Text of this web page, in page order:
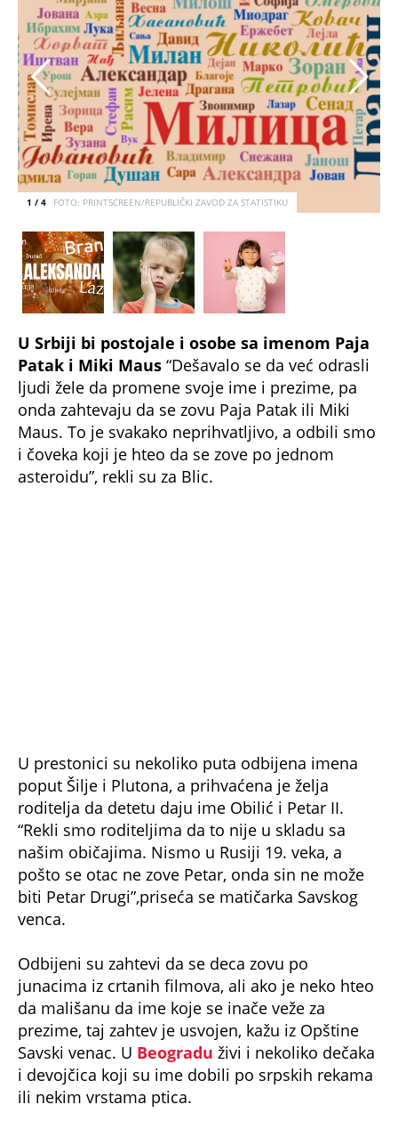
1 / 4 FOTO: PRINTSCREEN/REPUBLIČKI ZAVOD ZA STATISTIKU
Patak i Miki Maus“Dešavalo se da već odrasli
ljudi žele da promene svoje ime i prezime, pa
onda zahtevaju da se zovu Paja Patak ili Miki
Maus. To je svakako neprihvatljivo, a odbili smo
i čoveka koji je hteo da se zove po jednom
asteroidu”, rekli su za Blic.
prezime, taj zahtev je usvojen, kažu iz Opštine
Savski venac. UBeograduživi i nekoliko dečaka
i devojčica koji su ime dobili po srpskih rekama
ili nekim vrstama ptica.
Tokom Drugog svetskog rata i neposredno
posle njega veoma česta bila su imena
Slobodan i Slobodanka, Jugoslav i Jugoslava, ali
Tito. Popularnost imena Slobodan naglo je
opala sa krahom političke karijere Slobodana
Miloševića, te matične službe nekoliko godina
unazad registruju tek ponekog Slobodana
godišnje.
Ovo ime bilo je najčešće tokom Drugog